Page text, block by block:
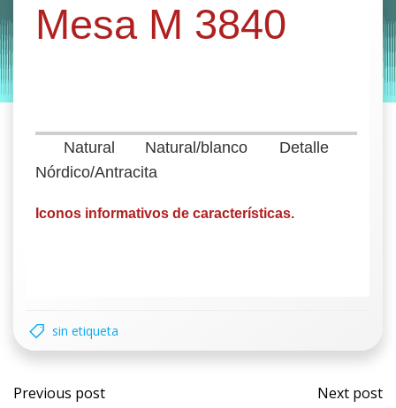
Entorno | on enero 24, 2020
Mesa M 3840
Natural
Nórdico/Antracita
Natural/blanco Detalle
Iconos informativos de características.
sin etiqueta
Previous post Next post